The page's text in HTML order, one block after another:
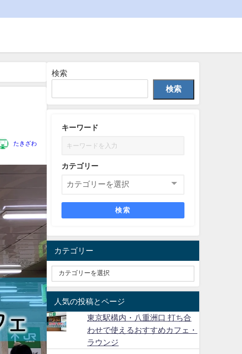
たきざわ
検索
検索
キーワード
カテゴリー
検索
カテゴリー
人気の投稿とページ
東京駅構内・八重洲口 打ち合
わせで使えるおすすめカフェ・
ラウンジ